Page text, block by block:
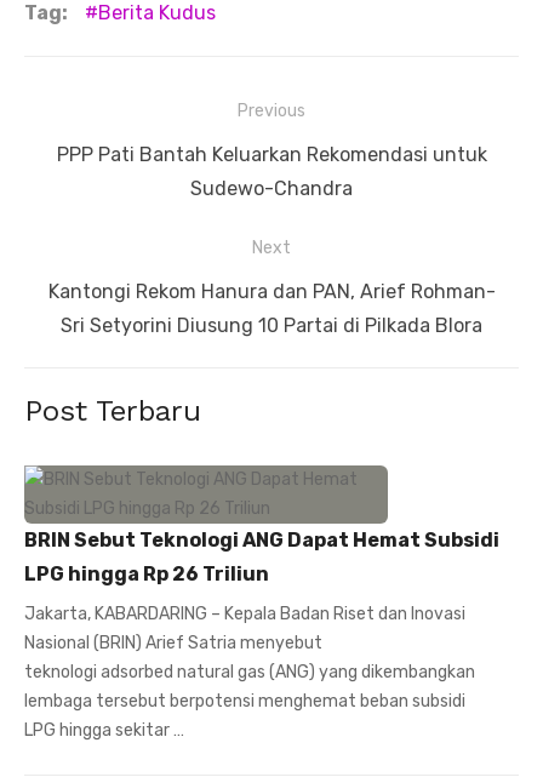
Tag: Berita Kudus
pos
Previous
Previous
PPP Pati Bantah Keluarkan Rekomendasi untuk
Sudewo-Chandra
Next
Next
post:
Kantongi Rekom Hanura dan PAN, Arief Rohman-
Sri Setyorini Diusung 10 Partai di Pilkada Blora
Post Terbaru
BRIN Sebut Teknologi ANG Dapat Hemat Subsidi
LPG hingga Rp 26 Triliun
Jakarta, KABARDARING – Kepala Badan Riset dan Inovasi
Nasional (BRIN) Arief Satria menyebut
teknologi adsorbed natural gas (ANG) yang dikembangkan
lembaga tersebut berpotensi menghemat beban subsidi
LPG hingga sekitar …